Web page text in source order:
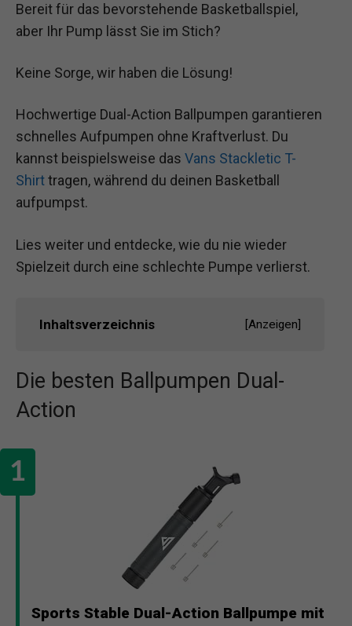
Bereit für das bevorstehende Basketballspiel,
aber Ihr Pump lässt Sie im Stich?
Keine Sorge, wir haben die Lösung!
Hochwertige Dual-Action Ballpumpen garantieren
schnelles Aufpumpen ohne Kraftverlust. Du
kannst beispielsweise das Vans Stackletic T-
Shirttragen, während du deinen Basketball
aufpumpst.
Lies weiter und entdecke, wie du nie wieder
Spielzeit durch eine schlechte Pumpe verlierst.
Inhaltsverzeichnis [Anzeigen]
Die besten Ballpumpen Dual-
Action
Sports Stable Dual-Action Ballpumpe mit